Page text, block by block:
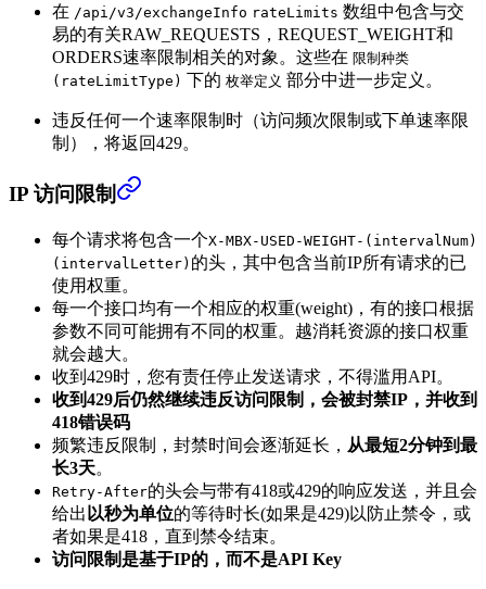
在 /api/v3/exchangeInfo rateLimits 数组中包含与交
易的有关RAW_REQUESTS，REQUEST_WEIGHT和
ORDERS速率限制相关的对象。这些在 限制种类
(rateLimitType) 下的 枚举定义 部分中进一步定义。
违反任何一个速率限制时（访问频次限制或下单速率限
制），将返回429。
IP 访问限制
每个请求将包含一个X-MBX-USED-WEIGHT-(intervalNum)
(intervalLetter) 的头，其中包含当前IP所有请求的已
使用权重。
每一个接口均有一个相应的权重(weight)，有的接口根据
参数不同可能拥有不同的权重。越消耗资源的接口权重
就会越大。
收到429时，您有责任停止发送请求，不得滥用API。
收到429后仍然继续违反访问限制，会被封禁IP，并收到
418错误码
频繁违反限制，封禁时间会逐渐延长， 从最短2分钟到最
长3天。
Retry-After的头会与带有418或429的响应发送，并且会
给出 以秒为单位的等待时长(如果是429)以防止禁令，或
者如果是418，直到禁令结束。
访问限制是基于IP的，而不是API Key